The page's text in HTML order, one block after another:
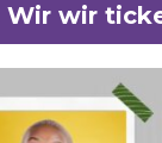
Wir wir